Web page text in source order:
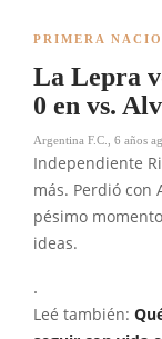
PRIMERA
La Lepra
0 en vs.
Argentina F.C. 6 años
Independiente
más. Perdió con
pésimo
ideas.
.
Leé también: